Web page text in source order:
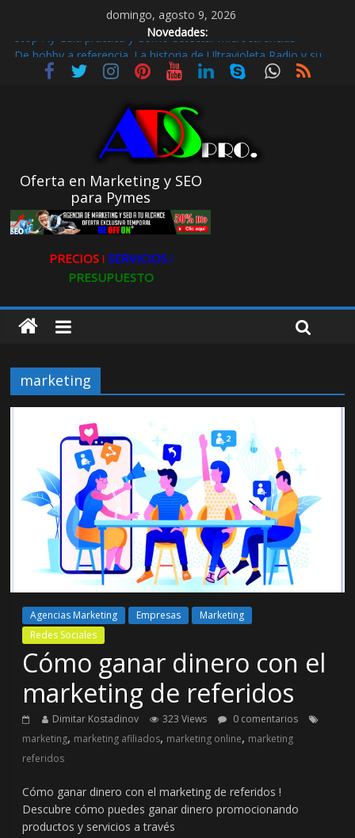
domingo, agosto 9, 2026
Novedades:
De hobby a referencia. La historia de Ultravioleta Radio y su
impacto en el mundo digital
Radio Taxi en Aljarafe y las Redes Sociales
Maximiza la Visibilidad de tu Clínica Dental en Directorios
Stop Fly Guía práctica y Cómo detectar microcarencias
Oferta en Marketing y SEO
para Pymes
PRECIOS ǀ SERVICIOS ǀ
PRESUPUESTO
marketing
Agencias Marketing Empresas
Marketing
Redes Sociales
Cómo ganar dinero con el
marketing de referidos
Dimitar Kostadinov 323 Views
0 comentarios
marketing, marketing afiliados, marketing online, marketing
referidos
Cómo ganar dinero con el marketing de referidos !
Descubre cómo puedes ganar dinero promocionando
productos y servicios a través